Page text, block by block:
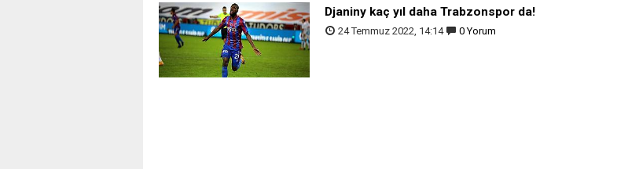
Djaniny kaç yıl daha Trabzonspor da!
24 Temmuz 2022, 14:14 0 Yorum